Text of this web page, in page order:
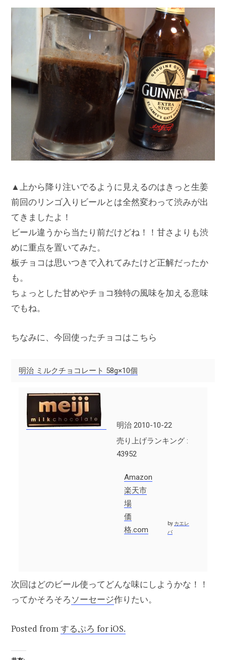
▲上から降り注いでるように見えるのはきっと生姜
前回のリンゴ入りビールとは全然変わって渋みが出
てきましたよ！
ビール違うから当たり前だけどね！！甘さよりも渋
めに重点を置いてみた。
板チョコは思いつきで入れてみたけど正解だったか
も。
ちょっとした甘めやチョコ独特の風味を加える意味
でもね。
ちなみに、今回使ったチョコはこちら
明治 ミルクチョコレート 58g×10個
明治 2010-10-22
売り上げランキング :
43952
Amazon
楽天市
場
価
格.com
by カエレ
バ
次回はどのビール使ってどんな味にしようかな！！
ってかそろそろソーセージ作りたい。
Posted fromするぷろ for iOS.